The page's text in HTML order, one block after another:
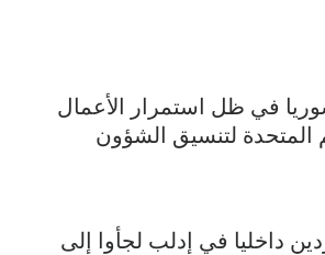
أطفال، شمال غرب سوريا في ظل استمرار الأعمال
لتنسيق الشؤون
داخليا في إدلب لجأوا إلى